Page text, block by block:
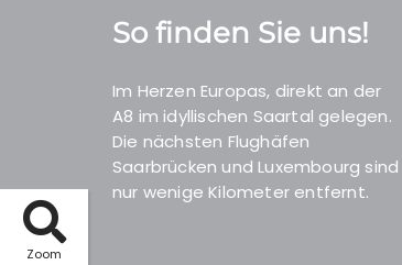
Zoom
So finden Sie uns!
Im Herzen Europas, direkt an der
A8 im idyllischen Saartal gelegen.
Die nächsten Flughäfen
Saarbrücken und Luxembourg sind
nur wenige Kilometer entfernt.